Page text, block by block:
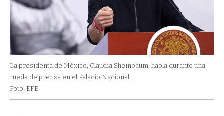
La presidenta de México, Claudia Sheinbaum, habla durante una
rueda de prensa en el Palacio Nacional.
Foto: EFE